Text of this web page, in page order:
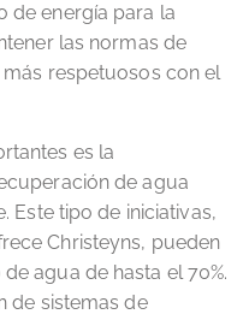
de energía para la
las normas de
respetuosos con el
es la
de agua
Este tipo de iniciativas,
Christeyns, pueden
agua de hasta el 70%.
de sistemas de